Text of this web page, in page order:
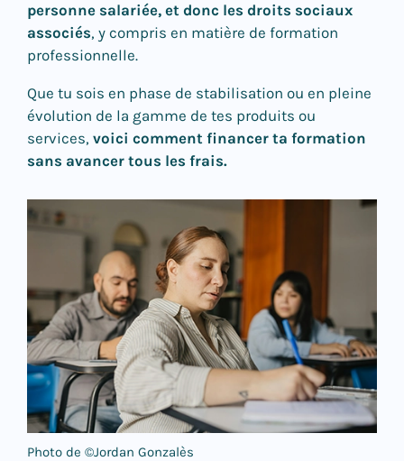
personne salariée, et donc les droits sociaux
associés, y compris en matière de formation
professionnelle.
Que tu sois en phase de stabilisation ou en pleine
évolution de la gamme de tes produits ou
services, voici comment financer ta formation
sans avancer tous les frais.
Photo de ©Jordan Gonzalès